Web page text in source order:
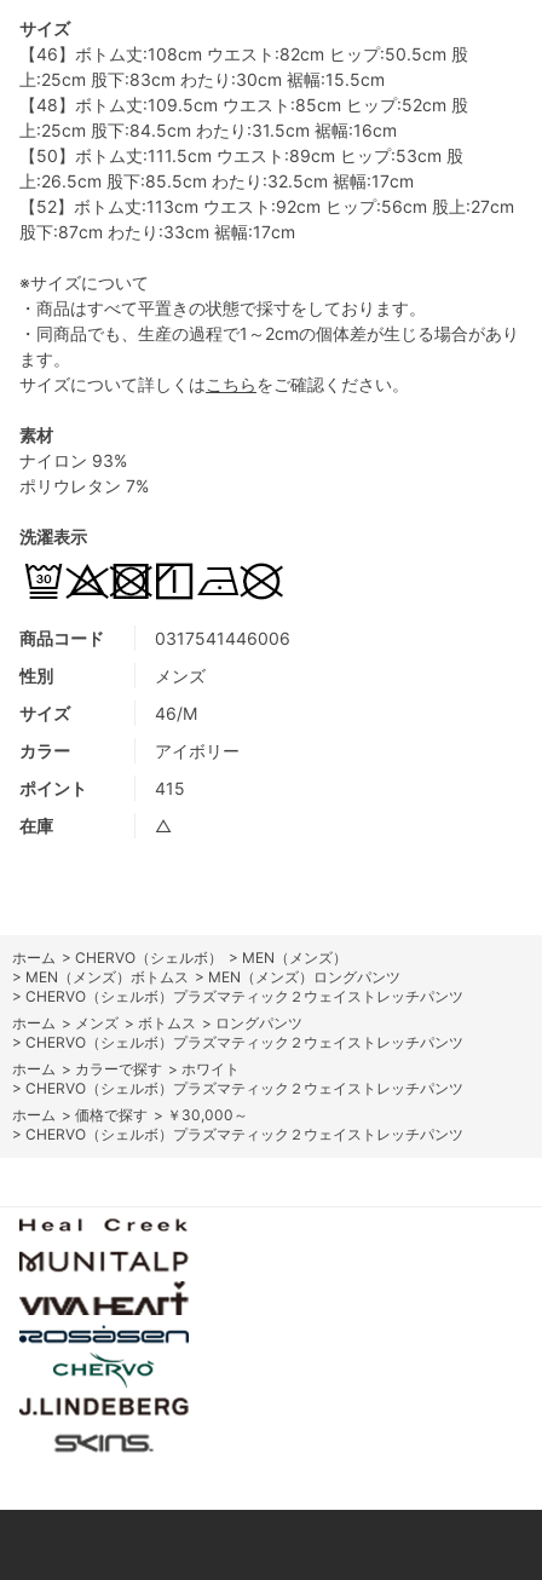
商品コード
0317541446006
性別
メンズ
サイズ
46/M
カラー
アイボリー
ポイント
415
在庫
△
サイズ
【46】ボトム丈:108cm ウエスト:82cm ヒップ:50.5cm 股
上:25cm 股下:83cm わたり:30cm 裾幅:15.5cm
【48】ボトム丈:109.5cm ウエスト:85cm ヒップ:52cm 股
上:25cm 股下:84.5cm わたり:31.5cm 裾幅:16cm
【50】ボトム丈:111.5cm ウエスト:89cm ヒップ:53cm 股
上:26.5cm 股下:85.5cm わたり:32.5cm 裾幅:17cm
【52】ボトム丈:113cm ウエスト:92cm ヒップ:56cm 股上:27cm
股下:87cm わたり:33cm 裾幅:17cm
※サイズについて
・商品はすべて平置きの状態で採寸をしております。
・同商品でも、生産の過程で1～2cmの個体差が生じる場合があり
ます。
サイズについて詳しくはこちらをご確認ください。
素材
ナイロン 93%
ポリウレタン 7%
洗濯表示
ホーム > CHERVO（シェルボ） > MEN（メンズ）
> MEN（メンズ）ボトムス > MEN（メンズ）ロングパンツ
> CHERVO（シェルボ）プラズマティック２ウェイストレッチパンツ
ホーム > メンズ > ボトムス > ロングパンツ
> CHERVO（シェルボ）プラズマティック２ウェイストレッチパンツ
ホーム > カラーで探す > ホワイト
> CHERVO（シェルボ）プラズマティック２ウェイストレッチパンツ
ホーム > 価格で探す > ￥30,000～
> CHERVO（シェルボ）プラズマティック２ウェイストレッチパンツ